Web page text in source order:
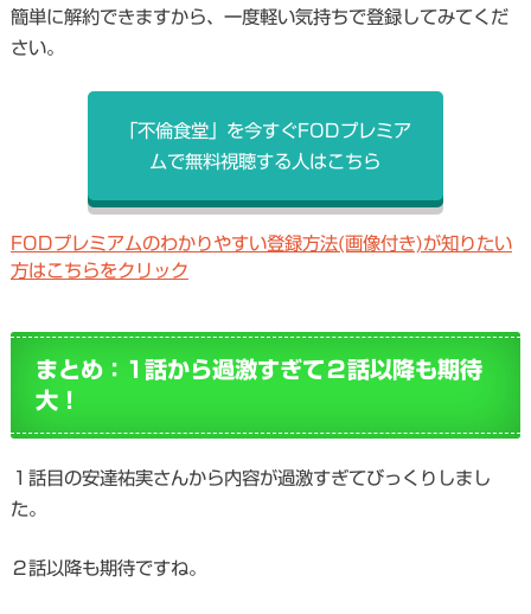
簡単に解約できますから、一度軽い気持ちで登録してみてくだ
さい。
「不倫食堂」を今すぐFODプレミア
ムで無料視聴する人はこちら
FODプレミアムのわかりやすい登録方法(画像付き)が知りたい
方はこちらをクリック
まとめ：1話から過激すぎて２話以降も期待
大！
１話目の安達祐実さんから内容が過激すぎてびっくりしまし
た。
２話以降も期待ですね。